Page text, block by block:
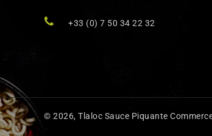
+33 (0) 7 50 34 22 32
© 2026, Tlaloc Sauce Piquante